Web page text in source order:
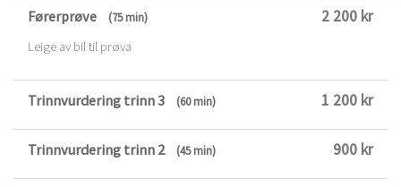
Førerprøve (75 min)
Leige av bil til prøva
2 200 kr
Trinnvurdering trinn 3 (60 min) 1 200 kr
Trinnvurdering trinn 2 (45 min) 900 kr